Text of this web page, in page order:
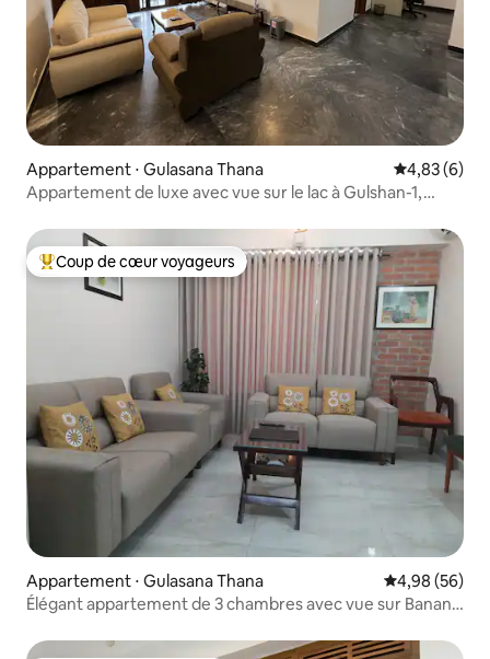
Appartement ⋅ Gulasana Thana Évaluation
4,83 (6)
Appartement de luxe avec vue sur le lac à Gulshan-1,
Coups de cœur voyageurs les plus appréciés
Coup de cœur voyageurs
Appartement ⋅ Gulasana Thana Évaluation
4,98 (56)
Élégant appartement de 3 chambres avec vue sur Banani